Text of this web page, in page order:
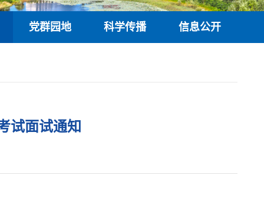
党群园地 科学传播 信息公开
试面试通知